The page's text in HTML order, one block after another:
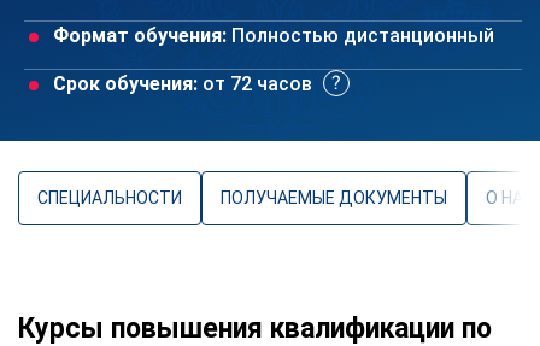
Формат обучения: Полностью дистанционный
Срок обучения: от 72 часов
СПЕЦИАЛЬНОСТИ ПОЛУЧАЕМЫЕ ДОКУМЕНТЫ О
Курсы повышения квалификации по